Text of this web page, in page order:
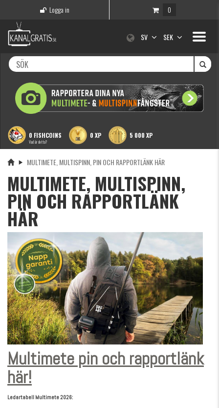
Logga in 0
Toggle
SV SEK
0 FISHCOINS
Vad är detta?
0 XP 5 000 XP
MULTIMETE, MULTISPINN, PIN OCH RAPPORTLÄNK HÄR
MULTIMETE, MULTISPINN,
PIN OCH RAPPORTLÄNK
HÄR
Multimete pin och rapportlänk
här!
Ledartabell Multimete 2026: